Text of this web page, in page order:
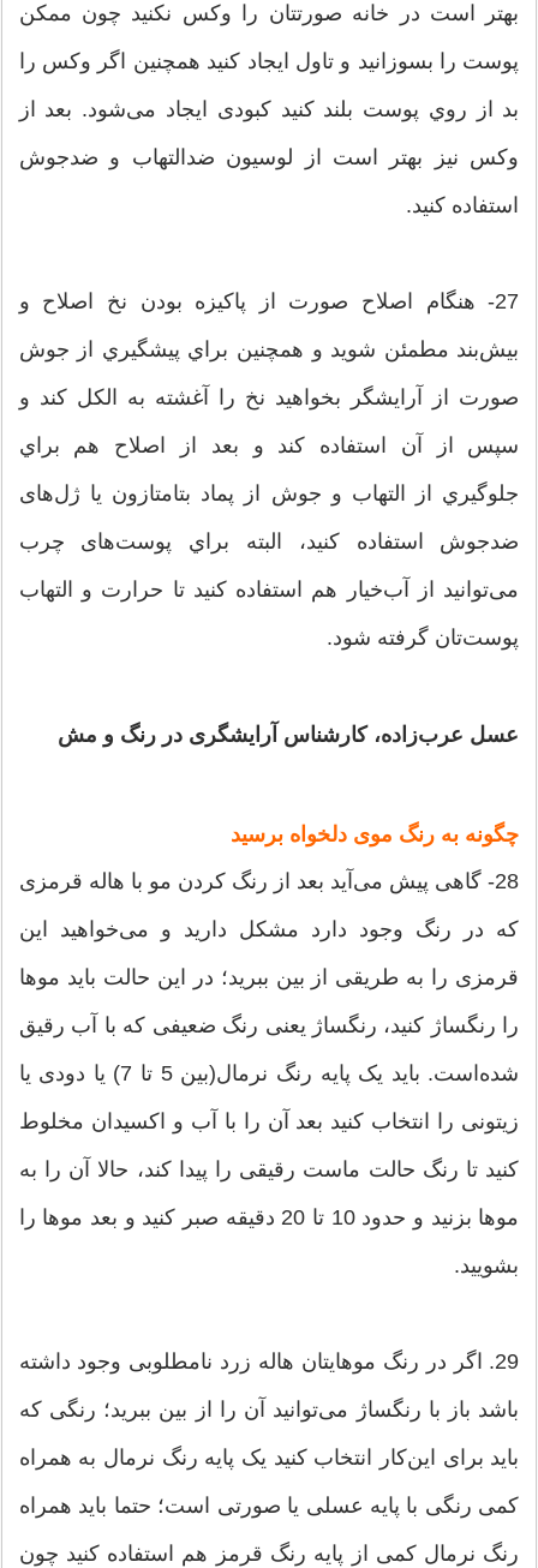
بهتر است در خانه صورتتان را وکس نکنید چون ممکن
پوست را بسوزانید و تاول ایجاد کنید همچنین اگر وکس را
بد از روي پوست بلند كنيد کبودی ایجاد می‌شود. بعد از
وکس نیز بهتر است از لوسيون ضدالتهاب و ضدجوش
استفاده كنيد.
27- هنگام اصلاح صورت از پاكيزه بودن نخ اصلاح و
بیش‌بند مطمئن شوید و همچنین براي پيشگيري از جوش
صورت از آرایشگر بخواهید نخ را آغشته به الكل کند و
سپس از آن استفاده کند و بعد از اصلاح هم براي
جلوگيري از التهاب و جوش از پماد بتامتازون يا ژل‌های
ضدجوش استفاده کنید، البته براي پوست‌های چرب
می‌توانید از آب‌خيار هم استفاده كنيد تا حرارت و التهاب
پوست‌تان گرفته شود.
عسل عرب‌زاده، کارشناس آرایشگری در رنگ و مش
چگونه به رنگ موی دلخواه برسید
28- گاهی پیش می‌آید بعد از رنگ کردن مو با هاله قرمزی
که در رنگ وجود دارد مشکل دارید و می‌خواهید این
قرمزی را به طریقی از بین ببرید؛ در این حالت باید موها
را رنگساژ کنید، رنگساژ یعنی رنگ ضعیفی که با آب رقیق
شده‌است. باید یک پایه رنگ نرمال(بین 5 تا 7) یا دودی یا
زیتونی را انتخاب کنید بعد آن را با آب و اکسیدان مخلوط
کنید تا رنگ حالت ماست رقیقی را پیدا کند، حالا آن را به
موها بزنید و حدود 10 تا 20 دقیقه صبر کنید و بعد موها را
بشویید.
29. اگر در رنگ موهایتان هاله زرد نامطلوبی وجود داشته
باشد باز با رنگساژ می‌توانید آن را از بین ببرید؛ رنگی که
باید برای این‌کار انتخاب کنید یک پایه رنگ نرمال به همراه
کمی رنگی با پایه عسلی یا صورتی است؛ حتما باید همراه
رنگ نرمال کمی از پایه رنگ قرمز هم استفاده کنید چون